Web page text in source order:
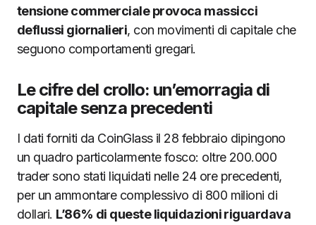
tensione commerciale provoca massicci
deflussi giornalieri, con movimenti di capitale che
seguono comportamenti gregari.
Le cifre del crollo: un’emorragia di
capitale senza precedenti
I dati forniti da CoinGlass il 28 febbraio dipingono
un quadro particolarmente fosco: oltre 200.000
trader sono stati liquidati nelle 24 ore precedenti,
per un ammontare complessivo di 800 milioni di
dollari. L’86% di queste liquidazioni riguardava